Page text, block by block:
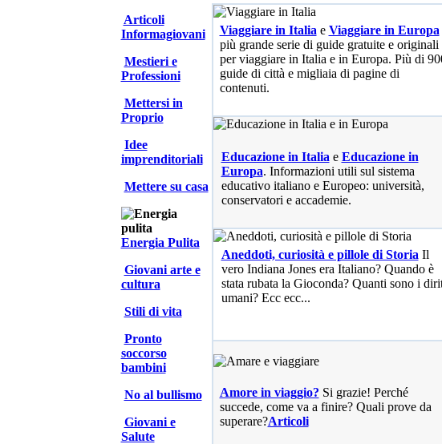
Articoli
Informagiovani
Mestieri e
Professioni
Mettersi in
Proprio
Idee
imprenditoriali
Mettere su casa
Energia Pulita
Giovani arte e
cultura
Stili di vita
Pronto
soccorso
bambini
No al bullismo
Giovani e
Salute
Viaggiare in Italia e Viaggiare in Europa
più grande serie di guide gratuite e originali
per viaggiare in Italia e in Europa. Più di
guide di città e migliaia di pagine di
contenuti.
Educazione in Italia e Educazione in
Europa. Informazioni utili sul sistema
educativo italiano e Europeo: università,
conservatori e accademie.
Aneddoti, curiosità e pillole di Storia Il
vero Indiana Jones era Italiano? Quando è
stata rubata la Gioconda? Quanti sono i
umani? Ecc ecc...
Amore in viaggio? Si grazie! Perché
succede, come va a finire? Quali prove da
superare?Articoli